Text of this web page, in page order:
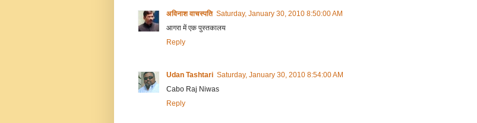
अविनाश वाचस्पति Saturday, January 30, 2010 8:50:00 AM
आगरा में एक पुस्‍तकालय
Reply
Udan Tashtari Saturday, January 30, 2010 8:54:00 AM
Cabo Raj Niwas
Reply